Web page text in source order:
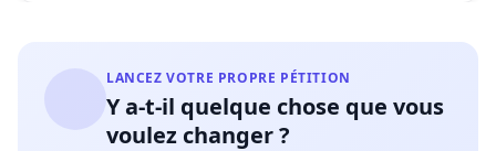
Nous vous le redisons : Levez dès maintenant
toutes ces mesures liberticides, coercitives et
restrictives. Redonnez-nous la gestion pleine et
LANCEZ VOTRE PROPRE PÉTITION
Y a-t-il quelque chose que vous
voulez changer ?